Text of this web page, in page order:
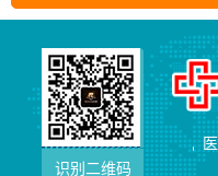
识别二维码